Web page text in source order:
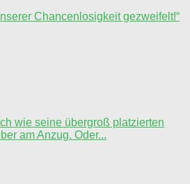
Chancenlosigkeit gezweifelt!“
wie seine übergroß platzierten
am Anzug. Oder...